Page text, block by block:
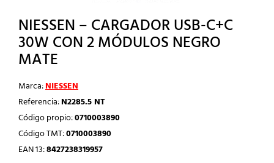
NIESSEN – CARGADOR USB-C+C
30W CON 2 MÓDULOS NEGRO
MATE
Marca:NIESSEN
Referencia:N2285.5 NT
Código propio:0710003890
Código TMT:0710003890
EAN 13:8427238319957